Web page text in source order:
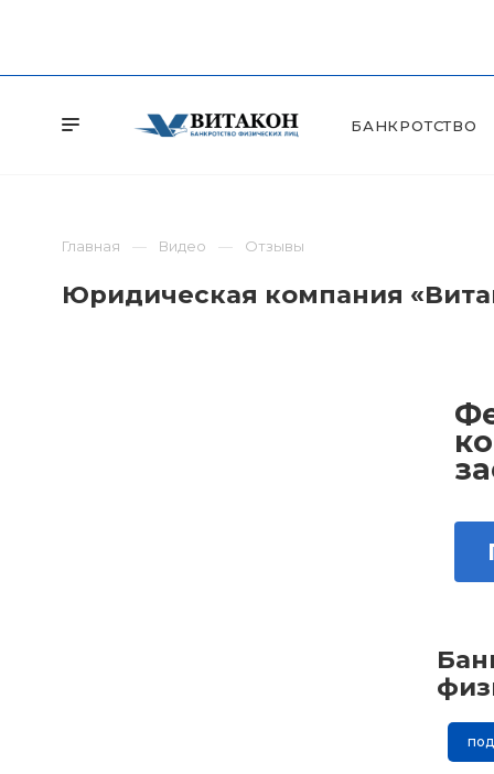
БАНКРОТСТВО
Главная Видео Отзывы
Юридическая компания